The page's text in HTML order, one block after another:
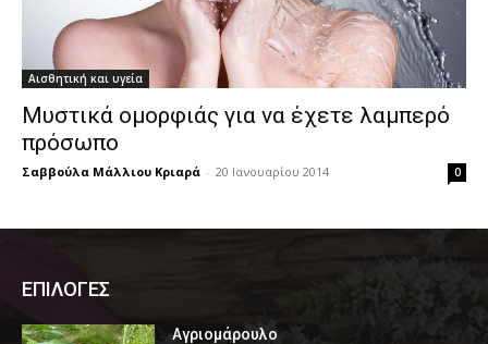
Αισθητική και υγεία
Μυστικά ομορφιάς για να έχετε λαμπερό
πρόσωπο
Σαββούλα Μάλλιου Κριαρά - 20 Ιανουαρίου 2014 0
ΕΠΙΛΟΓΕΣ
Αγριομάρουλο